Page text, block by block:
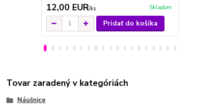
12,00 EUR/ks Skladom
Pridať do košíka
Tovar zaradený v kategóriách
Náušnice